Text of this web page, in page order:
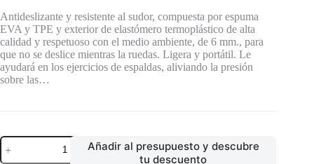
Antideslizante y resistente al sudor, compuesta por espuma
EVA y TPE y exterior de elastómero termoplástico de alta
calidad y respetuoso con el medio ambiente, de 6 mm., para
que no se deslice mientras la ruedas. Ligera y portátil. Le
ayudará en los ejercicios de espaldas, aliviando la presión
sobre las…
RUEDA
PARA
Añadir al presupuesto y descubre
tu descuento